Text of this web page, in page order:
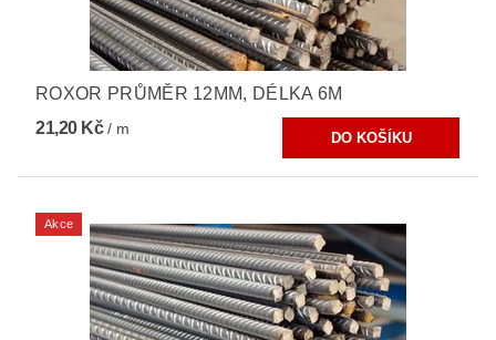
ROXOR PRŮMĚR 12MM, DÉLKA 6M
21,20 Kč/ m
Akce